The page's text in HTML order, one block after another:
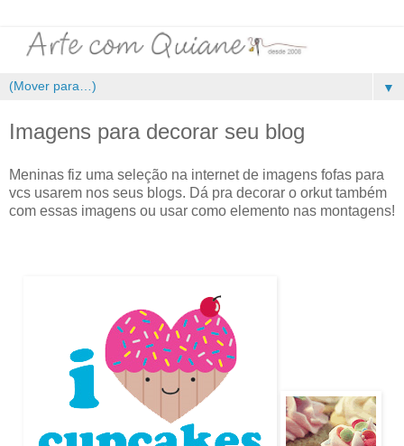
▼
Imagens para decorar seu blog
Meninas fiz uma seleção na internet de imagens fofas para
vcs usarem nos seus blogs. Dá pra decorar o orkut também
com essas imagens ou usar como elemento nas montagens!